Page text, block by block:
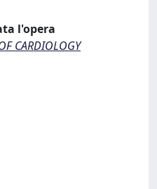
l'opera
CARDIOLOGY